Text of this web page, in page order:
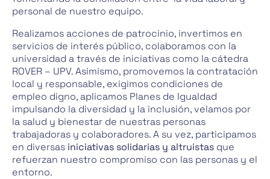
personal de nuestro equipo.
Realizamos acciones de patrocinio, invertimos en
servicios de interés público, colaboramos con la
universidad a través de iniciativas como la cátedra
ROVER – UPV. Asimismo, promovemos la contratación
local y responsable, exigimos condiciones de
empleo digno, aplicamos Planes de Igualdad
impulsando la diversidad y la inclusión, velamos por
la salud y bienestar de nuestras personas
trabajadoras y colaboradores. A su vez, participamos
en diversas iniciativas solidarias y altruistas que
refuerzan nuestro compromiso con las personas y el
entorno.